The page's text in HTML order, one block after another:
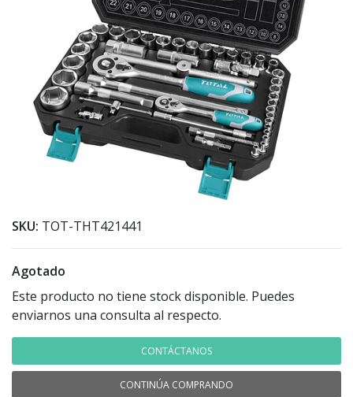
SKU: TOT-THT421441
Agotado
Este producto no tiene stock disponible. Puedes
enviarnos una consulta al respecto.
CONTÁCTANOS
CONTINÚA COMPRANDO